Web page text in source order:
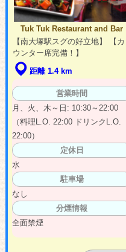
Tuk Tuk Restaurant and Bar
【南大塚駅スグの好立地】 【カ
ウンター席完備！】
距離 1.4 km
営業時間
月、火、木～日: 10:30～22:00
（料理L.O. 22:00 ドリンクL.O.
22:00）
定休日
水
駐車場
なし
分煙情報
全面禁煙